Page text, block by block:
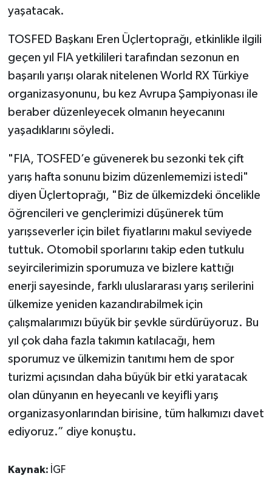
yaşatacak.
TOSFED Başkanı Eren Üçlertoprağı, etkinlikle ilgili
geçen yıl FIA yetkilileri tarafından sezonun en
başarılı yarışı olarak nitelenen World RX Türkiye
organizasyonunu, bu kez Avrupa Şampiyonası ile
beraber düzenleyecek olmanın heyecanını
yaşadıklarını söyledi.
"FIA, TOSFED’e güvenerek bu sezonki tek çift
yarış hafta sonunu bizim düzenlememizi istedi"
diyen Üçlertoprağı, "Biz de ülkemizdeki öncelikle
öğrencileri ve gençlerimizi düşünerek tüm
yarışseverler için bilet fiyatlarını makul seviyede
tuttuk. Otomobil sporlarını takip eden tutkulu
seyircilerimizin sporumuza ve bizlere kattığı
enerji sayesinde, farklı uluslararası yarış serilerini
ülkemize yeniden kazandırabilmek için
çalışmalarımızı büyük bir şevkle sürdürüyoruz. Bu
yıl çok daha fazla takımın katılacağı, hem
sporumuz ve ülkemizin tanıtımı hem de spor
turizmi açısından daha büyük bir etki yaratacak
olan dünyanın en heyecanlı ve keyifli yarış
organizasyonlarından birisine, tüm halkımızı davet
ediyoruz.” diye konuştu.
Kaynak: İGF